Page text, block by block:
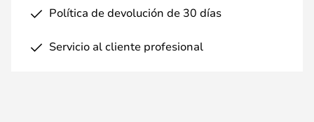
Política de devolución de 30 días
Servicio al cliente profesional